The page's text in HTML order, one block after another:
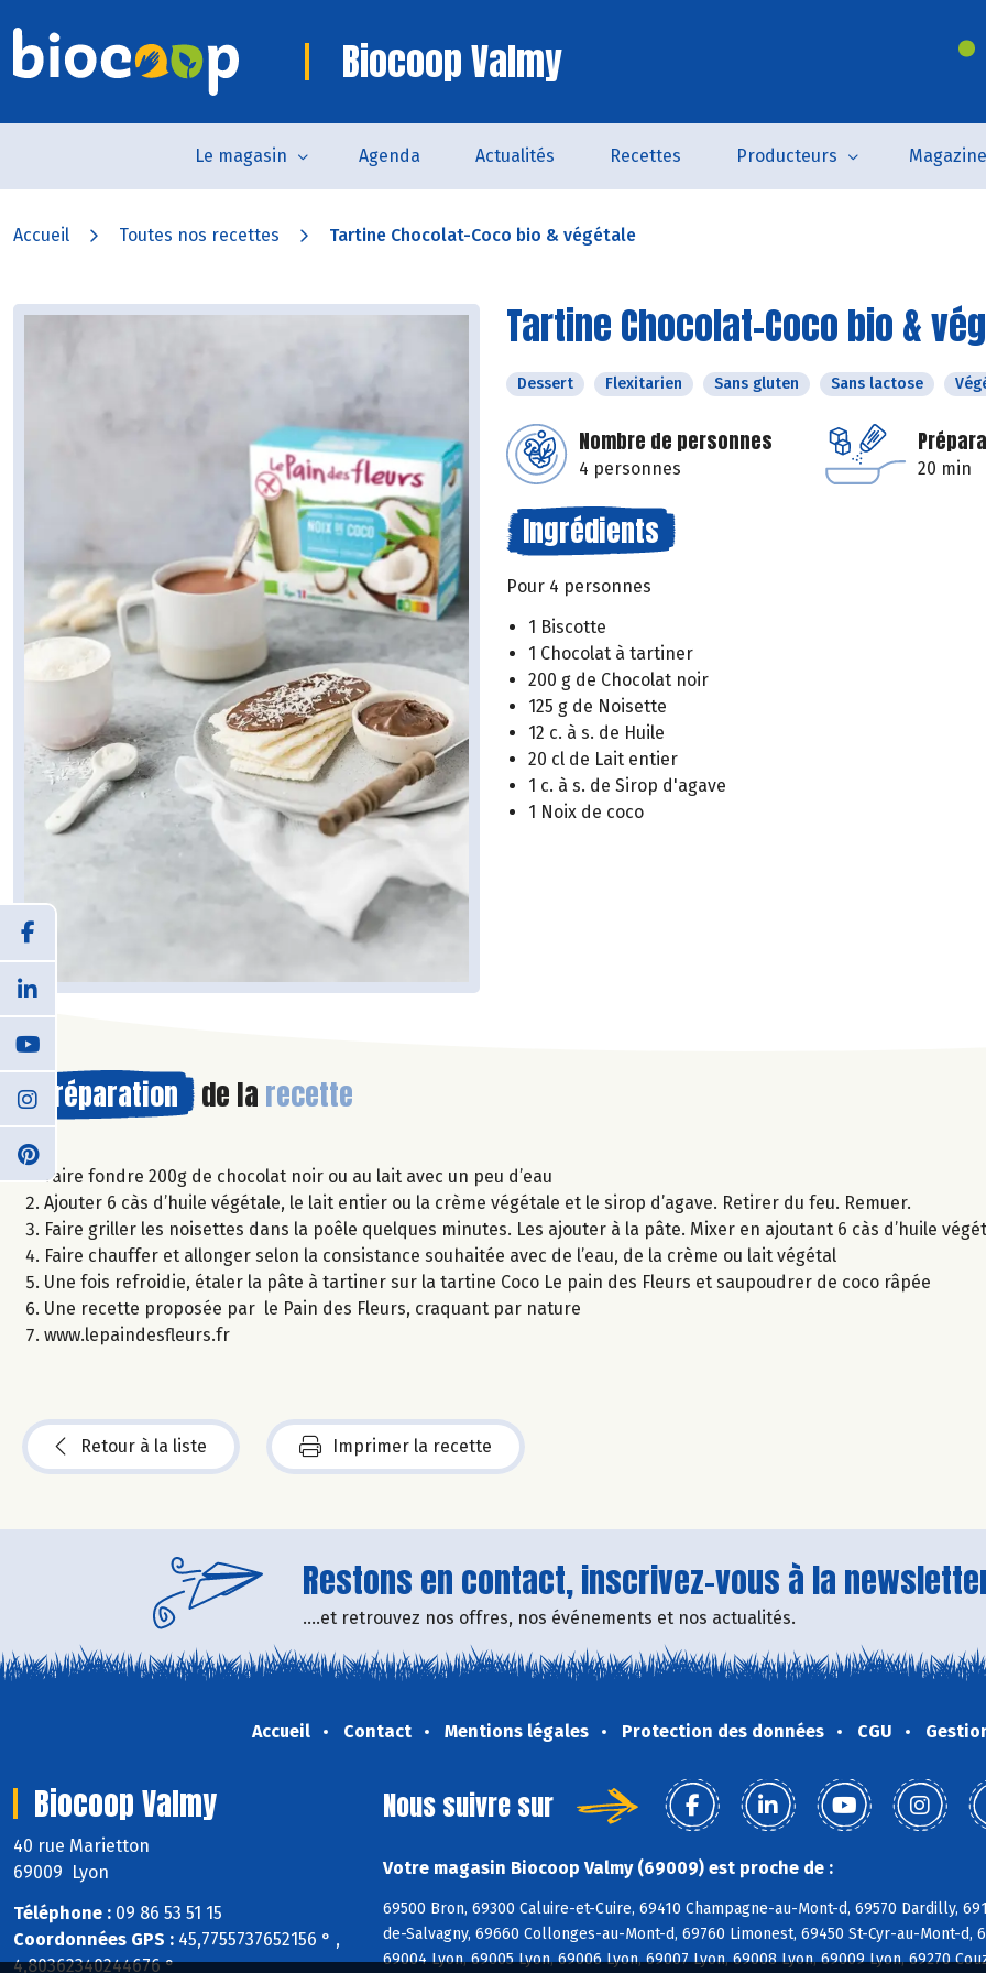
Biocoop Valmy
Le magasin Agenda Actualités Recettes Producteurs
Accueil Toutes nos recettes Tartine Chocolat-Coco bio & végétale
Tartine Chocolat-Coco bio &
Dessert Flexitarien Sans gluten Sans lactose
Nombre de personnes
4 personnes 20 min
Ingrédients
Pour 4 personnes
1 Biscotte
1 Chocolat à tartiner
200 g de Chocolat noir
125 g de Noisette
12 c. à s. de Huile
20 cl de Lait entier
1 c. à s. de Sirop d'agave
1 Noix de coco
Préparation de la recette
Faire fondre 200g de chocolat noir ou au lait avec un peu d’eau
Ajouter 6 càs d’huile végétale, le lait entier ou la crème végétale et le sirop d’agave. Retirer du feu. Remuer.
Faire griller les noisettes dans la poêle quelques minutes. Les ajouter à la pâte. Mixer en ajoutant 6 càs d’huile
Faire chauffer et allonger selon la consistance souhaitée avec de l’eau, de la crème ou lait végétal
Une fois refroidie, étaler la pâte à tartiner sur la tartine Coco Le pain des Fleurs et saupoudrer de coco râpée
Une recette proposée par le Pain des Fleurs, craquant par nature
www.lepaindesfleurs.fr
Retour à la liste Imprimer la recette
Restons en contact, inscrivez-vous à la
....et retrouvez nos offres, nos événements et nos actualités.
Accueil Contact Mentions légales Protection des données CGU
Biocoop Valmy
40 rue Marietton
69009 Lyon
Téléphone : 09 86 53 51 15
Coordonnées GPS : 45,7755737652156 ° ,
4,80362340244676 °
Nous suivre sur
Votre magasin Biocoop Valmy (69009) est proche de :
69500 Bron, 69300 Caluire-et-Cuire, 69410 Champagne-au-Mont-d, 69570 Dardilly,
de-Salvagny, 69660 Collonges-au-Mont-d, 69760 Limonest, 69450 St-Cyr-au-Mont-d,
69004 Lyon, 69005 Lyon, 69006 Lyon, 69007 Lyon, 69008 Lyon, 69009 Lyon, 69270